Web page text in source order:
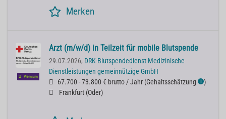
Merken
Premium
Arzt (m/w/d) in Teilzeit für mobile Blutspende
29.07.2026, DRK-Blutspendedienst Medizinische
Dienstleistungen gemeinnützige GmbH
67.700 - 73.800 € brutto / Jahr (Gehaltsschätzung ℹ )
Frankfurt (Oder)